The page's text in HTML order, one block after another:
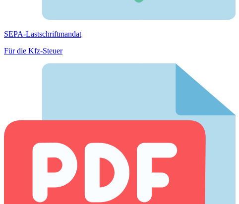
SEPA-Lastschriftmandat
Für die Kfz-Steuer